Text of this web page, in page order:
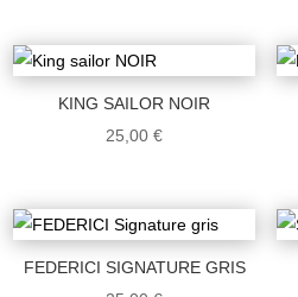
KING SAILOR NOIR
25,00€
FEDERICI SIGNATURE GRIS